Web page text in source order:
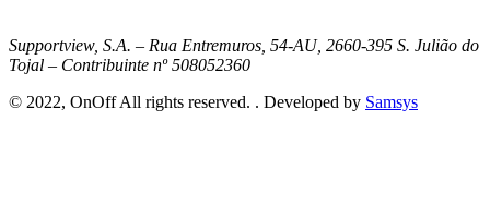
Supportview, S.A. – Rua Entremuros, 54-AU, 2660-395 S. Julião do
Tojal – Contribuinte nº 508052360
© 2022, OnOff All rights reserved. . Developed by Samsys